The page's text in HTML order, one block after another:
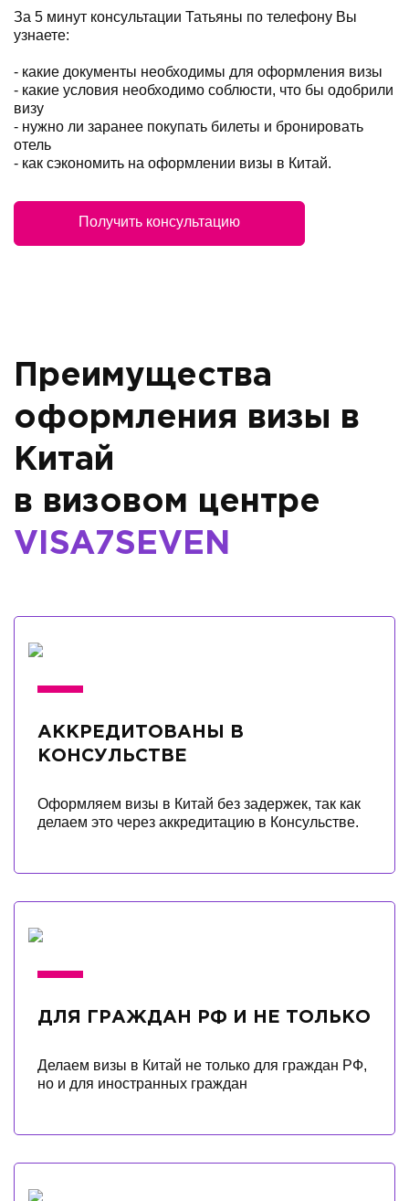
За 5 минут консультации Татьяны по телефону Вы
узнаете:
- какие документы необходимы для оформления визы
- какие условия необходимо соблюсти, что бы одобрили
визу
- нужно ли заранее покупать билеты и бронировать
отель
- как сэкономить на оформлении визы в Китай.
Получить консультацию
Преимущества
оформления визы в
Китай
в визовом центре
VISA7SEVEN
АККРЕДИТОВАНЫ В
КОНСУЛЬСТВЕ
Оформляем визы в Китай без задержек, так как
делаем это через аккредитацию в Консульстве.
ДЛЯ ГРАЖДАН РФ И НЕ ТОЛЬКО
Делаем визы в Китай не только для граждан РФ,
но и для иностранных граждан